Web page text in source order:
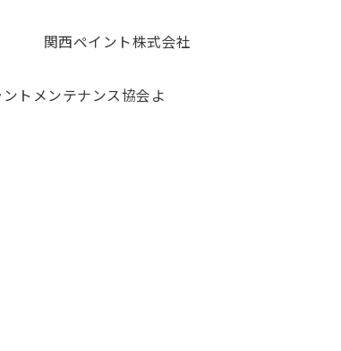
関西ペイント株式会社
トメンテナンス協会よ